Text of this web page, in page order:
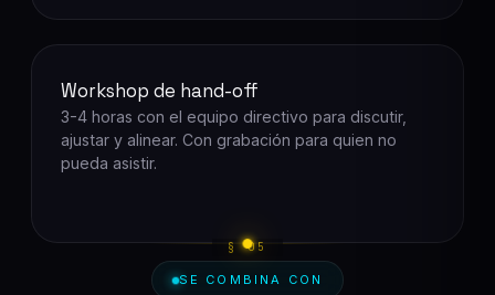
Workshop de hand-off
3-4 horas con el equipo directivo para discutir,
ajustar y alinear. Con grabación para quien no
pueda asistir.
SE COMBINA CON